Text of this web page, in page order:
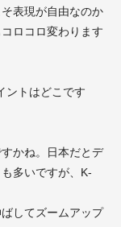
表現が自由なのか
ロコロ変わります
ントはどこです
かね。日本だとデ
多いですが、K-
してズームアップ